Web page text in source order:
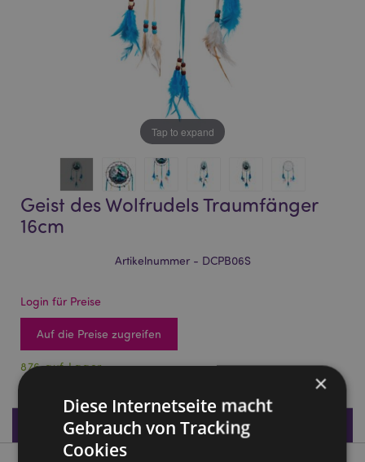
Tap to expand
Geist des Wolfrudels Traumfänger
16cm
Artikelnummer - DCPB06S
Login für Preise
Auf die Preise zugreifen
876 auf Lager
Produktdaten
×
Diese Internetseite macht
Gebrauch von Tracking
Cookies